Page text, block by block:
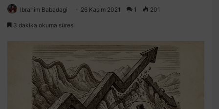
Ibrahim Babadagi 26 Kasım 2021 1 201
3 dakika okuma süresi